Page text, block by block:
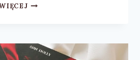
ANN
THAN
US”